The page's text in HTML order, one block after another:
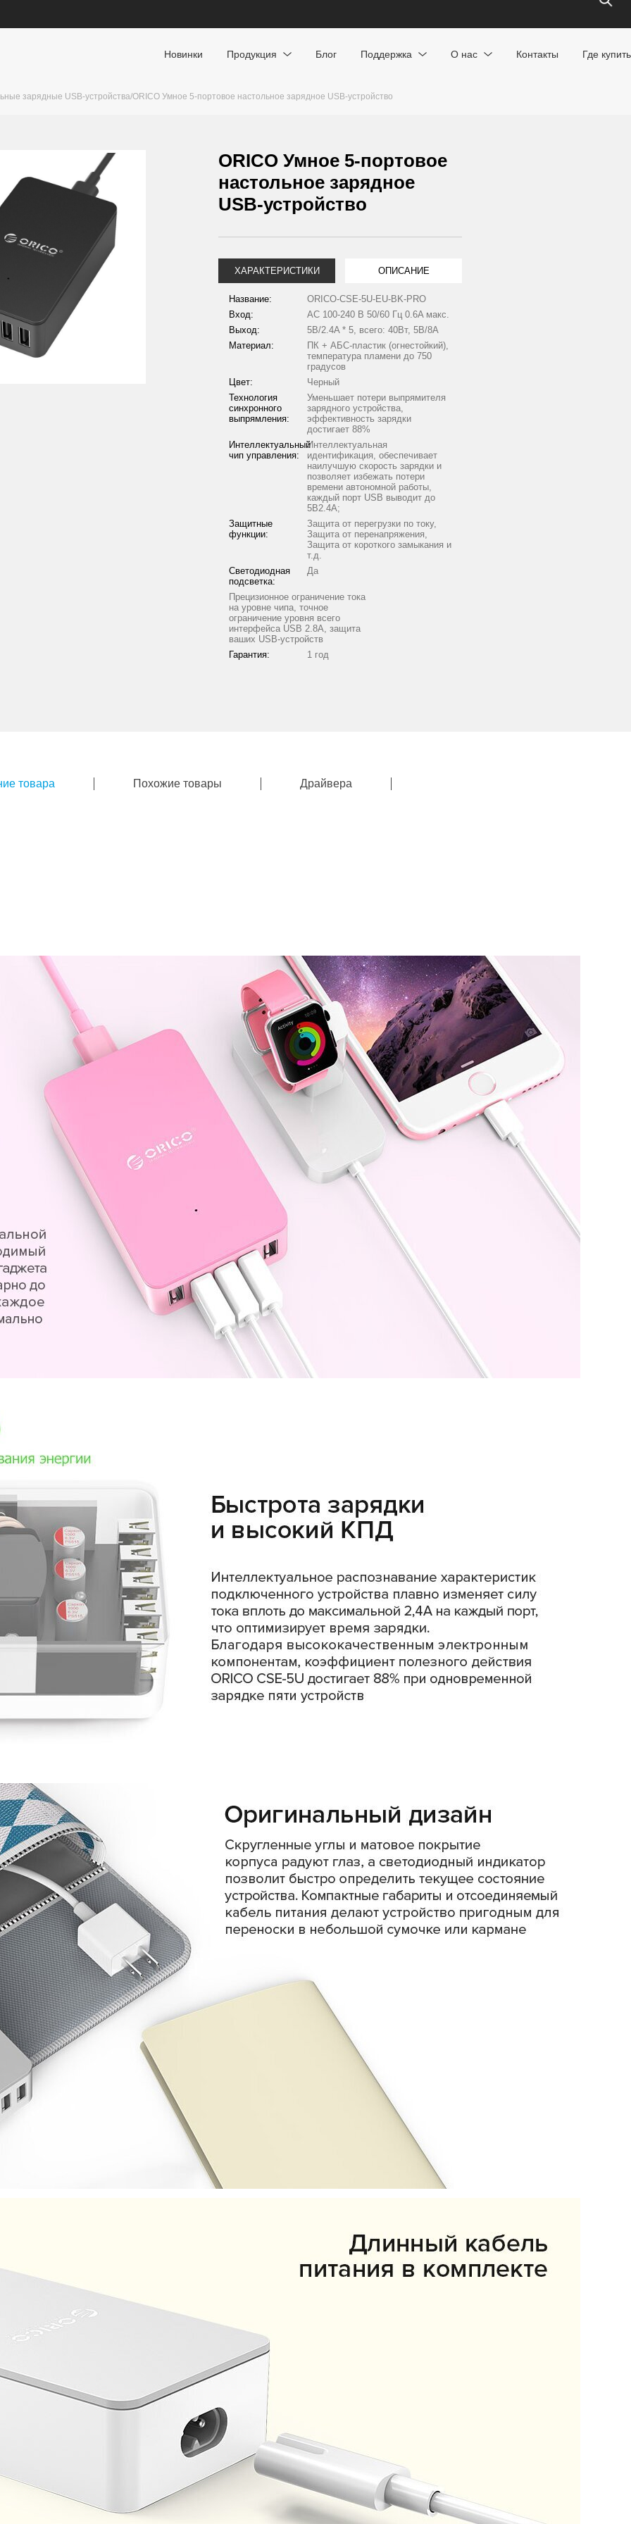
Новинки Продукция Блог Поддержка О нас Контакты Где купить
зарядные USB-устройства/ORICO Умное 5-портовое настольное зарядное USB-устройство
ORICO Умное 5-портовое
настольное зарядное
USB-устройство
ХАРАКТЕРИСТИКИ ОПИСАНИЕ
Название:
ORICO-CSE-5U-EU-BK-PRO
Вход:
AC 100-240 В 50/60 Гц 0.6A макс.
Выход:
5В/2.4A * 5, всего: 40Вт, 5В/8A
Материал:
ПК + АБС-пластик (огнестойкий),
температура пламени до 750
градусов
Цвет:
Черный
Технология
синхронного
выпрямления:
Уменьшает потери выпрямителя
зарядного устройства,
эффективность зарядки
достигает 88%
Интеллектуальный
чип управления:
Интеллектуальная
идентификация, обеспечивает
наилучшую скорость зарядки и
позволяет избежать потери
времени автономной работы,
каждый порт USB выводит до
5В2.4A;
Защитные
функции:
Защита от перегрузки по току,
Защита от перенапряжения,
Защита от короткого замыкания и
т.д.
Светодиодная
подсветка:
Да
Прецизионное ограничение тока
на уровне чипа, точное
ограничение уровня всего
интерфейса USB 2.8A, защита
ваших USB-устройств
Гарантия:
1 год
товара Похожие товары Драйвера